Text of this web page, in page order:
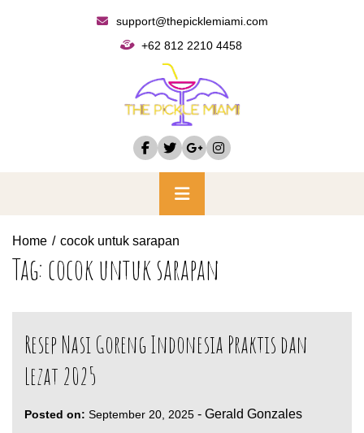
support@thepicklemiami.com
+62 812 2210 4458
Primary
Menu
Home cocok untuk sarapan
Tag: cocok untuk sarapan
Resep Nasi Goreng Indonesia Praktis dan
Lezat 2025
Posted on: September 20, 2025 - Gerald Gonzales